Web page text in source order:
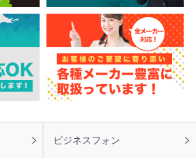
ビジネスフォン